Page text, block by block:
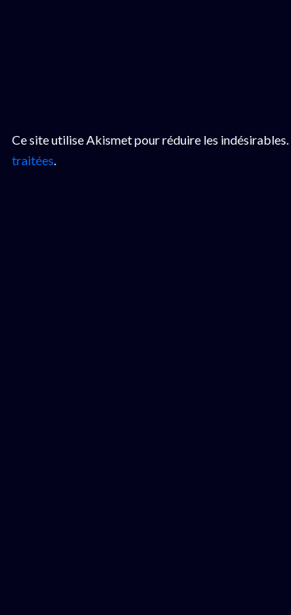
Ce site utilise Akismet pour réduire les indésirables.
traitées.